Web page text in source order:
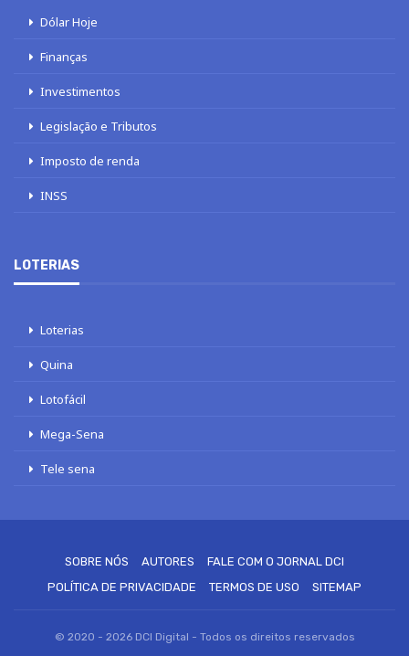
Dólar Hoje
Finanças
Investimentos
Legislação e Tributos
Imposto de renda
INSS
LOTERIAS
Loterias
Quina
Lotofácil
Mega-Sena
Tele sena
SOBRE NÓS AUTORES
FALE COM O JORNAL DCI
POLÍTICA DE PRIVACIDADE
TERMOS DE USO SITEMAP
© 2020 - 2026 DCI Digital - Todos os direitos reservados